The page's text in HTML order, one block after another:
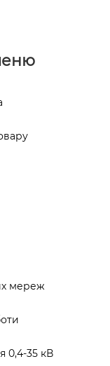
мереж
0,4-35 кВ